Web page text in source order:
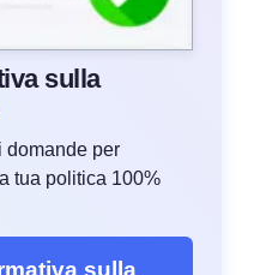
sulla
domande per
tua politica 100%
sulla